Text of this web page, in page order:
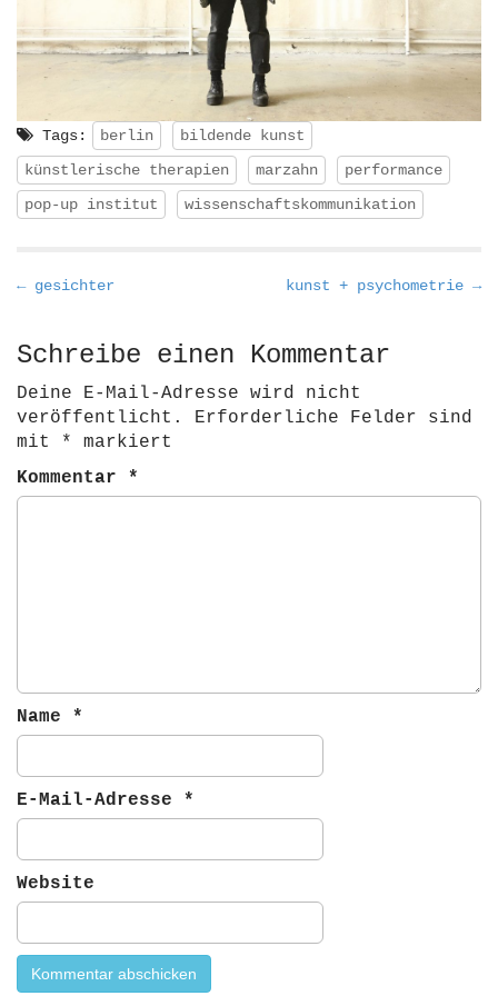
Tags: berlin
bildende kunst
künstlerische therapien
marzahn
performance
pop-up institut
wissenschaftskommunikation
P
s
n
a
i
← gesichter kunst + psychometrie →
Schreibe einen Kommentar
Deine E-Mail-Adresse wird nicht
veröffentlicht.
Erforderliche Felder sind
mit
*
markiert
Kommentar *
Name *
E-Mail-Adresse *
Website